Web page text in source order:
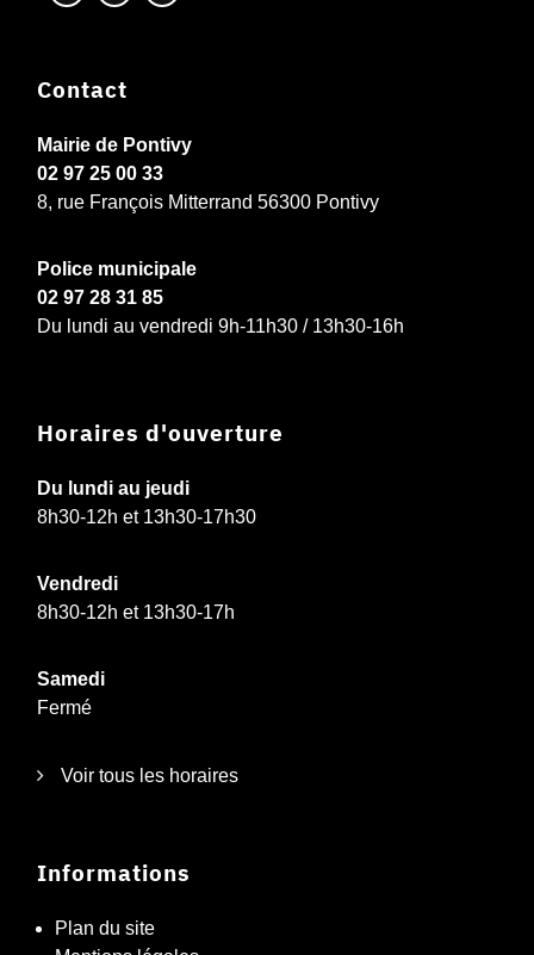
Contact
Mairie de Pontivy
02 97 25 00 33
8, rue François Mitterrand 56300 Pontivy
Police municipale
02 97 28 31 85
Du lundi au vendredi 9h-11h30 / 13h30-16h
Horaires d'ouverture
Du lundi au jeudi
8h30-12h et 13h30-17h30
Vendredi
8h30-12h et 13h30-17h
Samedi
Fermé
Voir tous les horaires
Informations
Plan du site